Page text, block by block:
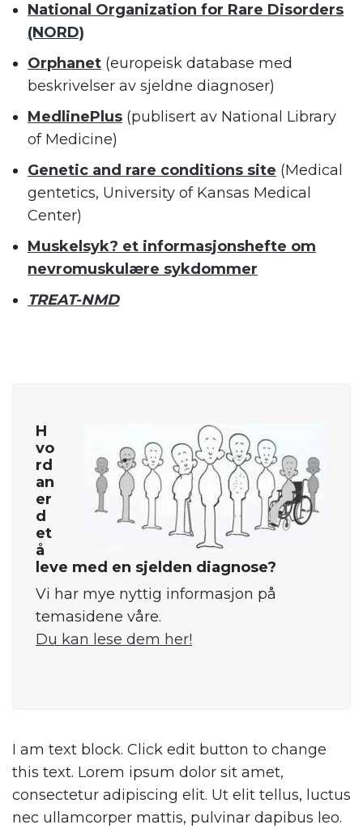
National Organization for Rare Disorders
(NORD)
Orphanet (europeisk database med
beskrivelser av sjeldne diagnoser)
MedlinePlus (publisert av National Library
of Medicine)
Genetic and rare conditions site (Medical
gentetics, University of Kansas Medical
Center)
Muskelsyk? et informasjonshefte om
nevromuskulære sykdommer
TREAT-NMD
H
vo
rd
an
er
d
et
å
leve med en sjelden diagnose?
Vi har mye nyttig informasjon på
temasidene våre.
Du kan lese dem her!
I am text block. Click edit button to change
this text. Lorem ipsum dolor sit amet,
consectetur adipiscing elit. Ut elit tellus, luctus
nec ullamcorper mattis, pulvinar dapibus leo.